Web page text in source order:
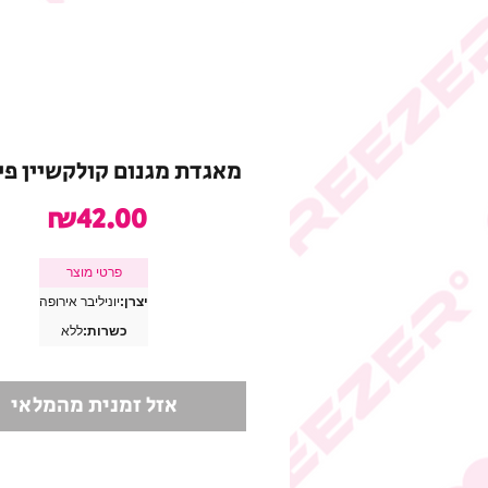
מאגדת מגנום קולקשיין
₪42.00
פרטי מוצר
יצרן:יוניליבר אירופה
כשרות:ללא
אזל זמנית מהמלאי